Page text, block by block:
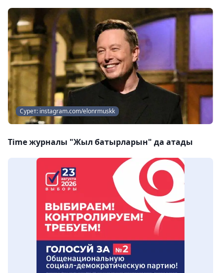
Сурет: instagram.com/elonrmuskk
Time журналы "Жыл батырларын" да атады